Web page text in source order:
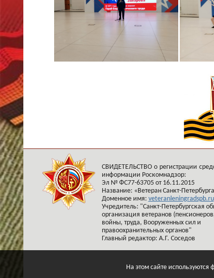
СВИДЕТЕЛЬСТВО о регистрации
информации Роскомнадзор:
Эл № ФС77-63705 от 16.11.2015
Название: «Ветеран Санкт-
Доменное имя: veteranleningradspb.ru
Учредитель: "Санкт-Петербургская
организация ветеранов
войны, труда, Вооруженных сил и
правоохранительных органов"
Главный редактор: А.Г. Соседов
На этом сайте